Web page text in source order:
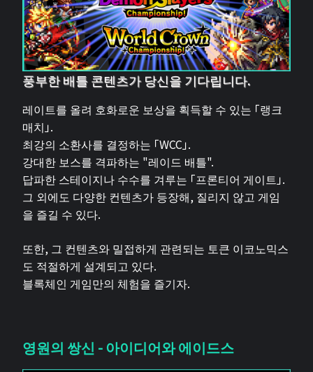
풍부한 배틀 콘텐츠가 당신을 기다립니다.
레이트를 올려 호화로운 보상을 획득할 수 있는 「랭크
매치」.
최강의 소환사를 결정하는 「WCC」.
강대한 보스를 격파하는 "레이드 배틀".
답파한 스테이지나 수수를 겨루는 「프론티어 게이트」.
그 외에도 다양한 컨텐츠가 등장해, 질리지 않고 게임
을 즐길 수 있다.
또한, 그 컨텐츠와 밀접하게 관련되는 토큰 이코노믹스
도 적절하게 설계되고 있다.
블록체인 게임만의 체험을 즐기자.
영원의 쌍신 - 아이디어와 에이드스